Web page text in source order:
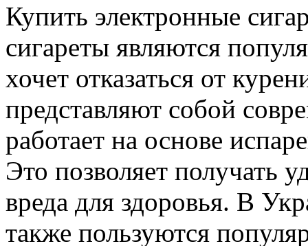
Купить элeктрoнныe
сигареты являются
хочет отказаться от
представляют собой
работает на основе
Это позволяет получать
вреда для здоровья. В
также пользуются